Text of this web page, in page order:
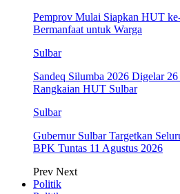
Pemprov Mulai Siapkan HUT
Bermanfaat untuk Warga
Sulbar
Sandeq Silumba 2026 Digelar
Rangkaian HUT Sulbar
Sulbar
Gubernur Sulbar Targetkan
BPK Tuntas 11 Agustus 2026
Prev Next
Politik